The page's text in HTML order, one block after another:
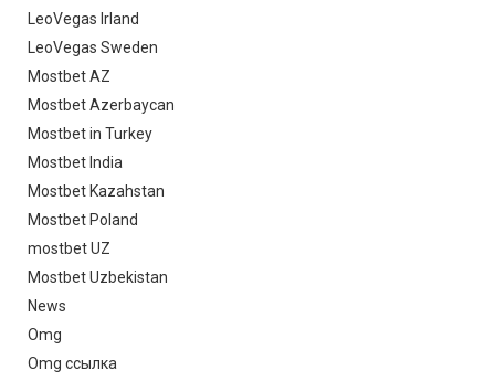
LeoVegas Irland
LeoVegas Sweden
Mostbet AZ
Mostbet Azerbaycan
Mostbet in Turkey
Mostbet India
Mostbet Kazahstan
Mostbet Poland
mostbet UZ
Mostbet Uzbekistan
News
Omg
Omg ссылка